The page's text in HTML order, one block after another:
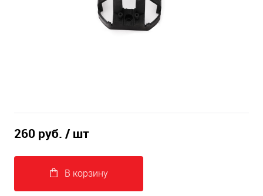
260 руб. / шт
В корзину